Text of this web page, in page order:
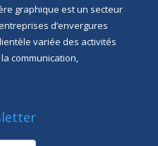
graphique est un secteur
d’envergures
variée des activités
communication,